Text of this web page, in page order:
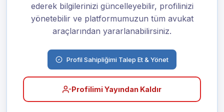
ederek bilgilerinizi güncelleyebilir, profilinizi
yönetebilir ve platformumuzun tüm avukat
araçlarından yararlanabilirsiniz.
Profil Sahipliğimi Talep Et & Yönet
Profilimi Yayından Kaldır